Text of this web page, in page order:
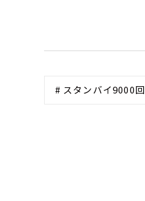
# スタンバイ9000回